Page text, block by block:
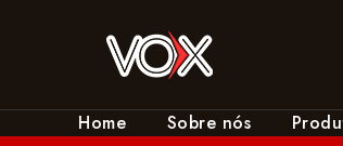
Home Sobre nós